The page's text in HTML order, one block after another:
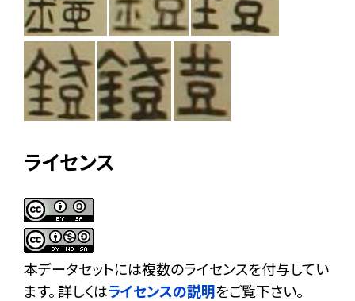
ライセンス
本データセットには複数のライセンスを付与してい
ます。 詳しくはライセンスの説明をご覧下さい。